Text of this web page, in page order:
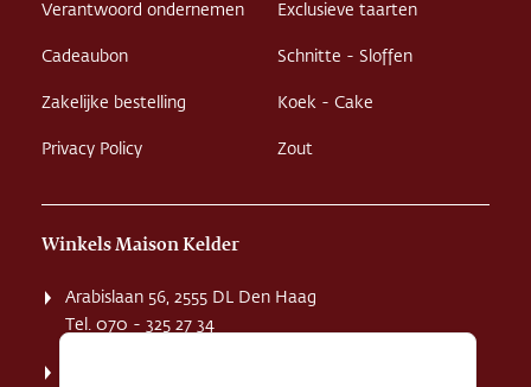
Verantwoord ondernemen
Cadeaubon
Zakelijke bestelling
Privacy Policy
Exclusieve taarten
Schnitte - Sloffen
Koek - Cake
Zout
Winkels Maison Kelder
Arabislaan 56, 2555 DL Den Haag
Tel. 070 - 325 27 34